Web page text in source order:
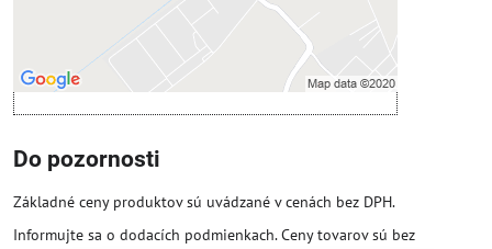
Otvoriť obsah v novom okne
Do pozornosti
Základné ceny produktov sú uvádzané v cenách bez DPH.
Informujte sa o dodacích podmienkach. Ceny tovarov sú bez